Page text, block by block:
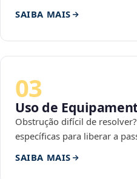
SAIBA MAIS
03
Uso de
Obstrução difícil de
específicas para liberar a
SAIBA MAIS